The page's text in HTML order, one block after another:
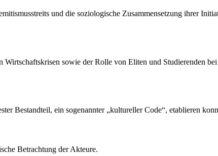
und die soziologische Zusammensetzung ihrer
sowie der Rolle von Eliten und Studierenden
Bestandteil, ein sogenannter „kultureller Code“, etablieren
Betrachtung der Akteure.